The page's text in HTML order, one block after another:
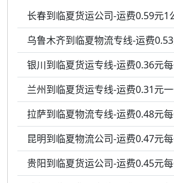
长春到临夏货运公司-运费0.59元1
银川到临夏货运专线-运费0.36元
兰州到临夏货运专线-运费0.31元
拉萨到临夏物流专线-运费0.48元
昆明到临夏物流公司-运费0.47元
贵阳到临夏货运公司-运费0.45元